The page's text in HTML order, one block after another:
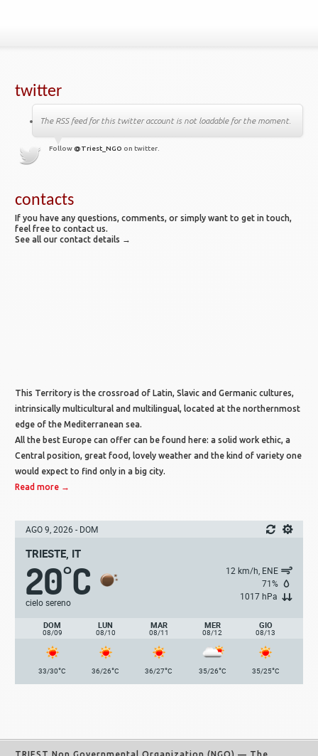
twitter
The RSS feed for this twitter account is not loadable for the moment.
Follow @Triest_NGO on twitter.
contacts
If you have any questions, comments, or simply want to get in touch,
feel free to contact us.
See all our contact details →
This Territory is the crossroad of Latin, Slavic and Germanic cultures,
intrinsically multicultural and multilingual, located at the northernmost
edge of the Mediterranean sea.
All the best Europe can offer can be found here: a solid work ethic, a
Central position, great food, lovely weather and the kind of variety one
would expect to find only in a big city.
Read more →
AGO 9, 2026 - DOM
TRIESTE, IT
20°C
cielo sereno
12 km/h, ENE
71%
1017 hPa
DOM
08/09
LUN
08/10
MAR
08/11
MER
08/12
GIO
08/13
33/30°C 36/26°C 36/27°C 35/26°C 35/25°C
TRIEST Non Governmental Organization (NGO) — The